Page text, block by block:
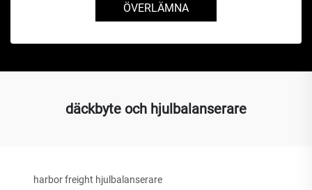
ÖVERLÄMNA
däckbyte och hjulbalanserare
harbor freight hjulbalanserare